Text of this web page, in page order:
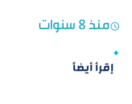
منذ 8 سنوات
إقرأ أيضاً